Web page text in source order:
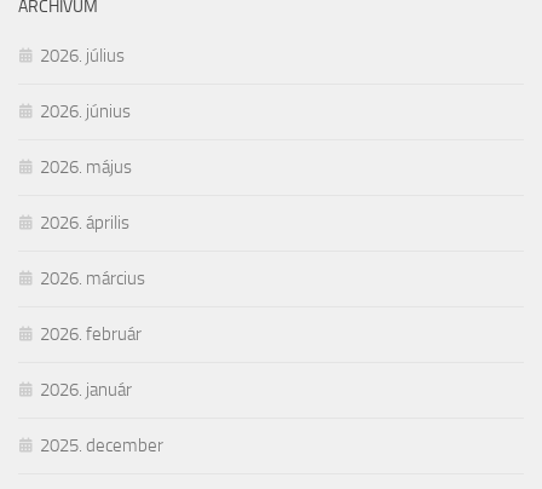
ARCHÍVUM
2026. július
2026. június
2026. május
2026. április
2026. március
2026. február
2026. január
2025. december